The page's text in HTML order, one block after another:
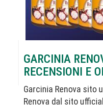
GARCINIA
RECENSIONI E
Garcinia Renova sito
Renova dal sito